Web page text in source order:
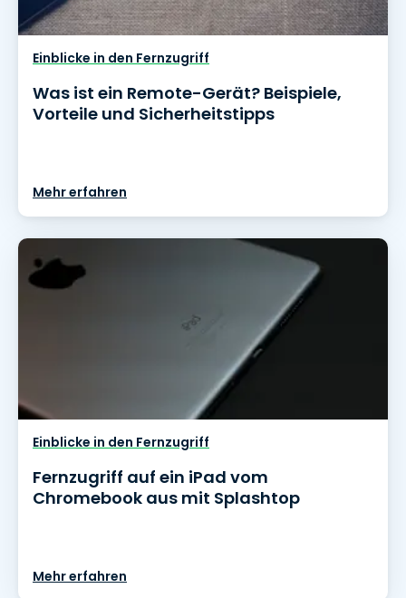
Einblicke in den Fernzugriff
Was ist ein Remote-Gerät? Beispiele,
Vorteile und Sicherheitstipps
Mehr erfahren
Einblicke in den Fernzugriff
Fernzugriff auf ein iPad vom
Chromebook aus mit Splashtop
Mehr erfahren